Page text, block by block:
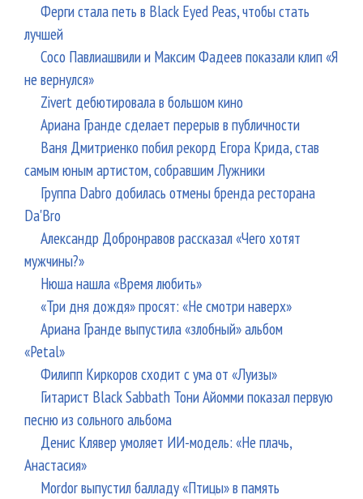
Ферги стала петь в Black Eyed Peas, чтобы стать
лучшей
Сосо Павлиашвили и Максим Фадеев показали клип «Я
не вернулся»
Zivert дебютировала в большом кино
Ариана Гранде сделает перерыв в публичности
Ваня Дмитриенко побил рекорд Егора Крида, став
самым юным артистом, собравшим Лужники
Группа Dabro добилась отмены бренда ресторана
Da'Bro
Александр Добронравов рассказал «Чего хотят
мужчины?»
Нюша нашла «Время любить»
«Три дня дождя» просят: «Не смотри наверх»
Ариана Гранде выпустила «злобный» альбом
«Petal»
Филипп Киркоров сходит с ума от «Луизы»
Гитарист Black Sabbath Тони Айомми показал первую
песню из сольного альбома
Денис Клявер умоляет ИИ-модель: «Не плачь,
Анастасия»
Mordor выпустил балладу «Птицы» в память